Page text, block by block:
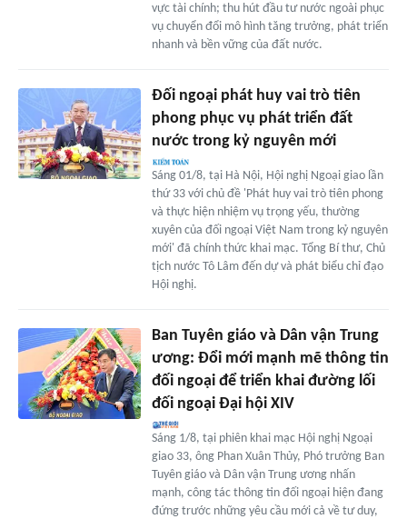
vực tài chính; thu hút đầu tư nước ngoài phục
vụ chuyển đổi mô hình tăng trưởng, phát triển
nhanh và bền vững của đất nước.
Đối ngoại phát huy vai trò tiên
phong phục vụ phát triển đất
nước trong kỷ nguyên mới
Sáng 01/8, tại Hà Nội, Hội nghị Ngoại giao lần
thứ 33 với chủ đề 'Phát huy vai trò tiên phong
và thực hiện nhiệm vụ trọng yếu, thường
xuyên của đối ngoại Việt Nam trong kỷ nguyên
mới' đã chính thức khai mạc. Tổng Bí thư, Chủ
tịch nước Tô Lâm đến dự và phát biểu chỉ đạo
Hội nghị.
Ban Tuyên giáo và Dân vận Trung
ương: Đổi mới mạnh mẽ thông tin
đối ngoại để triển khai đường lối
đối ngoại Đại hội XIV
Sáng 1/8, tại phiên khai mạc Hội nghị Ngoại
giao 33, ông Phan Xuân Thủy, Phó trưởng Ban
Tuyên giáo và Dân vận Trung ương nhấn
mạnh, công tác thông tin đối ngoại hiện đang
đứng trước những yêu cầu mới cả về tư duy,